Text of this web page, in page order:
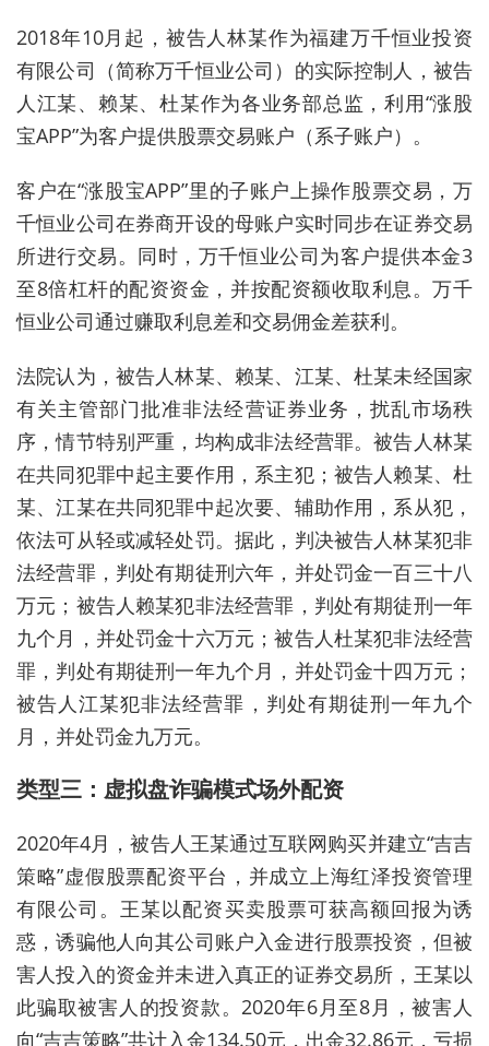
2018年10月起，被告人林某作为福建万千恒业投资
有限公司（简称万千恒业公司）的实际控制人，被告
人江某、赖某、杜某作为各业务部总监，利用“涨股
宝APP”为客户提供股票交易账户（系子账户）。
客户在“涨股宝APP”里的子账户上操作股票交易，万
千恒业公司在券商开设的母账户实时同步在证券交易
所进行交易。同时，万千恒业公司为客户提供本金3
至8倍杠杆的配资资金，并按配资额收取利息。万千
恒业公司通过赚取利息差和交易佣金差获利。
法院认为，被告人林某、赖某、江某、杜某未经国家
有关主管部门批准非法经营证券业务，扰乱市场秩
序，情节特别严重，均构成非法经营罪。被告人林某
在共同犯罪中起主要作用，系主犯；被告人赖某、杜
某、江某在共同犯罪中起次要、辅助作用，系从犯，
依法可从轻或减轻处罚。据此，判决被告人林某犯非
法经营罪，判处有期徒刑六年，并处罚金一百三十八
万元；被告人赖某犯非法经营罪，判处有期徒刑一年
九个月，并处罚金十六万元；被告人杜某犯非法经营
罪，判处有期徒刑一年九个月，并处罚金十四万元；
被告人江某犯非法经营罪，判处有期徒刑一年九个
月，并处罚金九万元。
类型三：虚拟盘诈骗模式场外配资
2020年4月，被告人王某通过互联网购买并建立“吉吉
策略”虚假股票配资平台，并成立上海红泽投资管理
有限公司。王某以配资买卖股票可获高额回报为诱
惑，诱骗他人向其公司账户入金进行股票投资，但被
害人投入的资金并未进入真正的证券交易所，王某以
此骗取被害人的投资款。2020年6月至8月，被害人
向“吉吉策略”共计入金134.50元，出金32.86元，亏损